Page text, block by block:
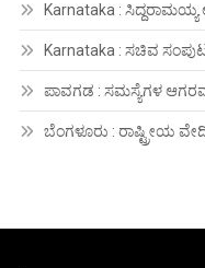
Karnataka :
Karnataka : ಸಚಿವ
ಪಾವಗಡ : ಸಮಸ್ಯೆಗಳ
ಬೆಂಗಳೂರು : ರಾಷ್ಟ್ರೀಯ